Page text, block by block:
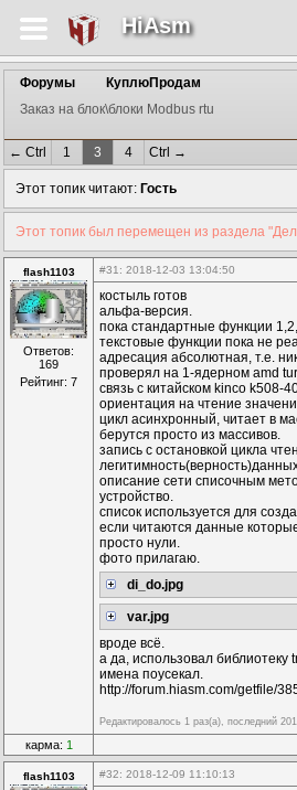
HiAsm
Форумы
КуплюПродам
Заказ на блок\блоки Modbus rtu
← Ctrl 1 3 4 Ctrl →
Этот топик читают: Гость
Этот топик был перемещен из раздела
flash1103
Ответов:
169
Рейтинг: 7
#31 : 2018-12-03 13:04:50
костыль готов
альфа-версия.
пока стандартные функции
текстовые функции пока не
адресация абсолютная, т.е.
проверял на 1-ядерном amd
связь с китайском kinco k508-
ориентация на чтение
цикл асинхронный, читает в
берутся просто из массивов.
запись с остановкой цикла
описание сети списочным
устройство.
список используется для
если читаются данные
просто нули.
фото прилагаю.
di_do.jpg
var.jpg
вроде всё.
а да, использовал библиотеку
имена поусекал.
http://forum.hiasm.com/getfile/
Редактировалось 1 раз(а), последний
карма: 1
flash1103 #32: 2018-12-09 11:10:13